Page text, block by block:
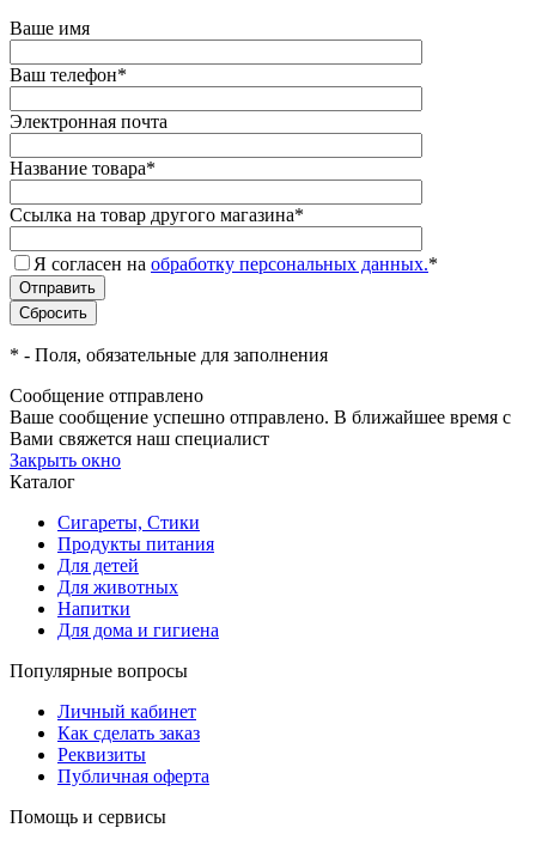
Ваше имя
Ваш телефон*
Электронная почта
Название товара*
Ссылка на товар другого магазина*
Я согласен на обработку персональных данных.*
* - Поля, обязательные для заполнения
Сообщение отправлено
Ваше сообщение успешно отправлено. В ближайшее время с
Вами свяжется наш специалист
Закрыть окно
Каталог
Сигареты, Стики
Продукты питания
Для детей
Для животных
Напитки
Для дома и гигиена
Популярные вопросы
Личный кабинет
Как сделать заказ
Реквизиты
Публичная оферта
Помощь и сервисы